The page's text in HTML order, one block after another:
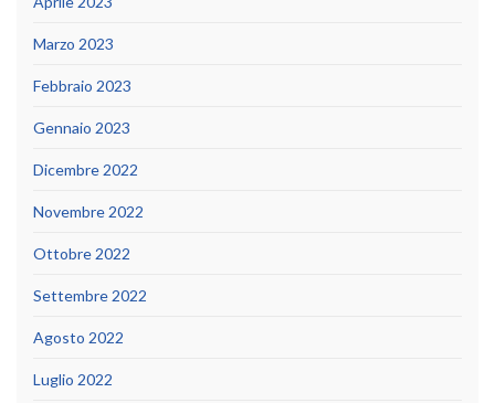
Marzo 2023
Febbraio 2023
Gennaio 2023
Dicembre 2022
Novembre 2022
Ottobre 2022
Settembre 2022
Agosto 2022
Luglio 2022